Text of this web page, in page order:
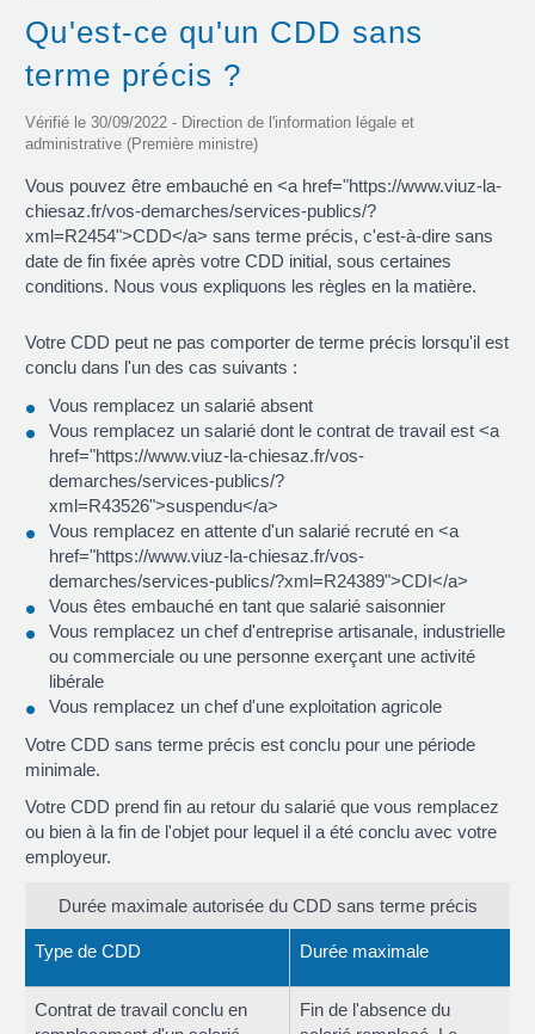
Qu'est-ce qu'un CDD sans
terme précis ?
Vérifié le 30/09/2022 - Direction de l'information légale et
administrative (Première ministre)
Vous pouvez être embauché en <a href="https://www.viuz-la-
chiesaz.fr/vos-demarches/services-publics/?
xml=R2454">CDD</a> sans terme précis, c'est-à-dire sans
date de fin fixée après votre CDD initial, sous certaines
conditions. Nous vous expliquons les règles en la matière.
Votre CDD peut ne pas comporter de terme précis lorsqu'il est
conclu dans l'un des cas suivants :
Vous remplacez un salarié absent
Vous remplacez un salarié dont le contrat de travail est <a
href="https://www.viuz-la-chiesaz.fr/vos-
demarches/services-publics/?
xml=R43526">suspendu</a>
Vous remplacez en attente d'un salarié recruté en <a
href="https://www.viuz-la-chiesaz.fr/vos-
demarches/services-publics/?xml=R24389">CDI</a>
Vous êtes embauché en tant que salarié saisonnier
Vous remplacez un chef d'entreprise artisanale, industrielle
ou commerciale ou une personne exerçant une activité
libérale
Vous remplacez un chef d'une exploitation agricole
Votre CDD sans terme précis est conclu pour une période
minimale.
Votre CDD prend fin au retour du salarié que vous remplacez
ou bien à la fin de l'objet pour lequel il a été conclu avec votre
employeur.
Durée maximale autorisée du CDD sans terme précis
Type de CDD Durée maximale
Contrat de travail conclu en
Fin de l'absence du